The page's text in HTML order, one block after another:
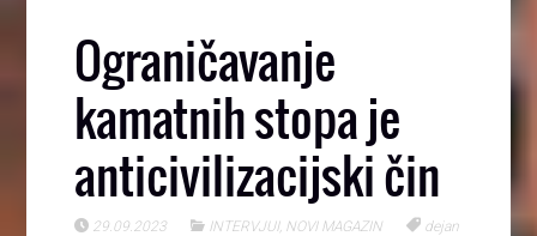
Ograničavanje
kamatnih stopa je
anticivilizacijski čin
29.09.2023 INTERVJUI, NOVI MAGAZIN
dejan